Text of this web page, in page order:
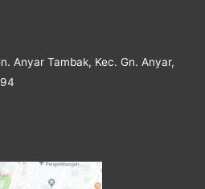
Anyar Tambak, Kec. Gn. Anyar,